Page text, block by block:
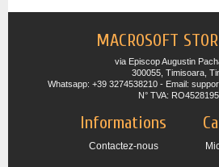
MACROSOFT
via Episcop Augustin
300055, Timisoara,
Whatsapp: +39 3274538210 - Email:
N° TVA:
Informations
Contactez-nous